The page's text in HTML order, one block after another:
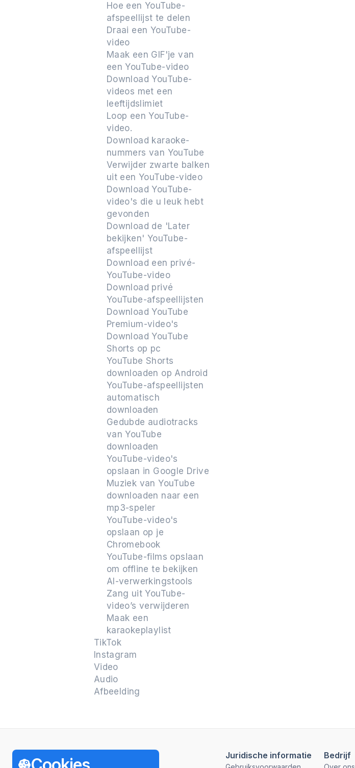
Hoe een YouTube-
afspeellijst te delen
Draai een YouTube-
video
Maak een GIF'je van
een YouTube-video
Download YouTube-
videos met een
leeftijdslimiet
Loop een YouTube-
video.
Download karaoke-
nummers van YouTube
Verwijder zwarte balken
uit een YouTube-video
Download YouTube-
video's die u leuk hebt
gevonden
Download de 'Later
bekijken' YouTube-
afspeellijst
Download een privé-
YouTube-video
Download privé
YouTube-afspeellijsten
Download YouTube
Premium-video's
Download YouTube
Shorts op pc
YouTube Shorts
downloaden op Android
YouTube-afspeellijsten
automatisch
downloaden
Gedubde audiotracks
van YouTube
downloaden
YouTube-video's
opslaan in Google Drive
Muziek van YouTube
downloaden naar een
mp3-speler
YouTube-video's
opslaan op je
Chromebook
YouTube-films opslaan
om offline te bekijken
AI-verwerkingstools
Zang uit YouTube-
video’s verwijderen
Maak een
karaokeplaylist
TikTok
Instagram
Video
Audio
Afbeelding
Producten Juridische informatie Bedrijf